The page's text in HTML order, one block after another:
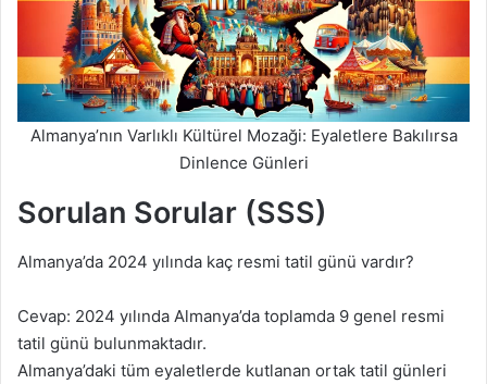
Almanya’nın Varlıklı Kültürel Mozaği: Eyaletlere Bakılırsa
Dinlence Günleri
Sorulan Sorular (SSS)
Almanya’da 2024 yılında kaç resmi tatil günü vardır?
Cevap: 2024 yılında Almanya’da toplamda 9 genel resmi
tatil günü bulunmaktadır.
Almanya’daki tüm eyaletlerde kutlanan ortak tatil günleri